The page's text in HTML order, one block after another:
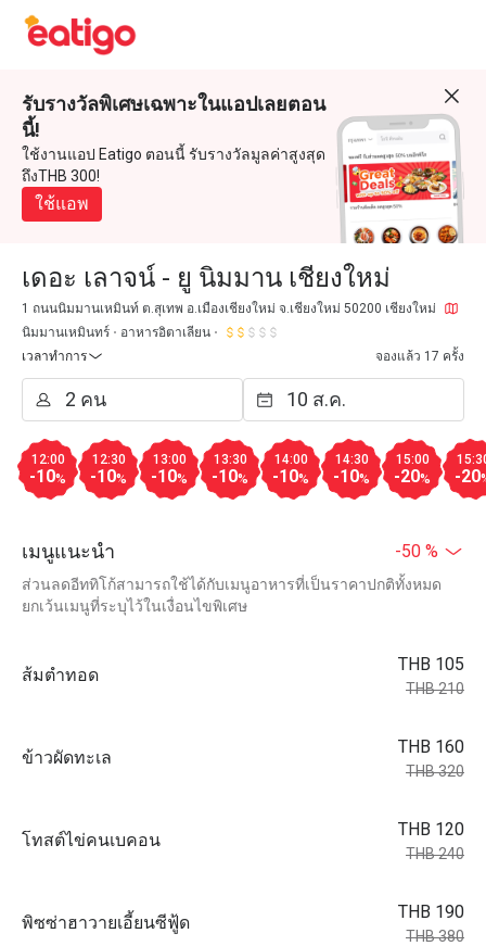
รับรางวัลพิเศษเฉพาะในแอปเลยตอน
นี้!
ใช้งานแอป Eatigo ตอนนี้ รับรางวัลมูลค่าสูงสุด
ถึงTHB 300!
ใช้แอพ
เดอะ เลาจน์ - ยู นิมมาน เชียงใหม่
1 ถนนนิมมานเหมินท์ ต.สุเทพ อ.เมืองเชียงใหม่ จ.เชียงใหม่ 50200 เชียงใหม่
นิมมานเหมินทร์
อาหารอิตาเลียน
เวลาทำการ
จองแล้ว 17 ครั้ง
12:00
-10%
12:30
-10%
13:00
-10%
13:30
-10%
14:00
-10%
14:30
-10%
15:00
-20% -20
เมนูแนะนำ -50 %
ส่วนลดอีททิโก้สามารถใช้ได้กับเมนูอาหารที่เป็นราคาปกติทั้งหมด
ยกเว้นเมนูที่ระบุไว้ในเงื่อนไขพิเศษ
ส้มตำทอด
THB 105
THB 210
ข้าวผัดทะเล
THB 160
THB 320
โทสต์ไข่คนเบคอน
THB 120
THB 240
พิซซ่าฮาวายเอี้ยนซีฟู้ด
THB 190
THB 380